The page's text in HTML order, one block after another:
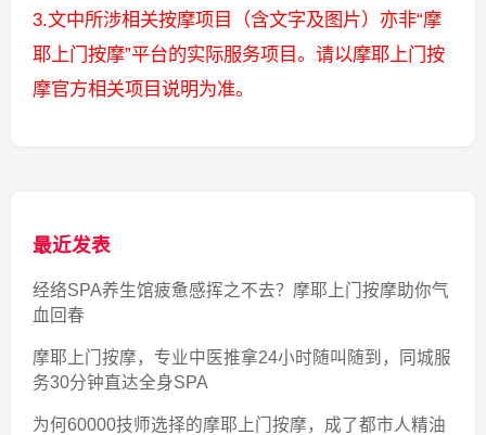
3.文中所涉相关按摩项目（含文字及图片）亦非“摩
耶上门按摩”平台的实际服务项目。请以摩耶上门按
摩官方相关项目说明为准。
最近发表
经络SPA养生馆疲惫感挥之不去？摩耶上门按摩助你气
血回春
摩耶上门按摩，专业中医推拿24小时随叫随到，同城服
务30分钟直达全身SPA
为何60000技师选择的摩耶上门按摩，成了都市人精油